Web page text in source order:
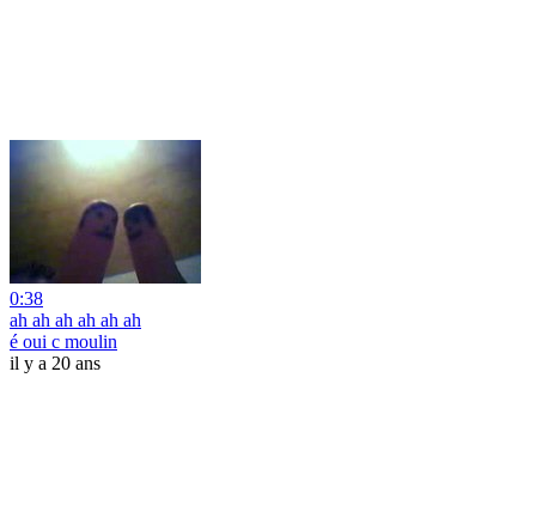
0:38
ah ah ah ah ah ah
é oui c moulin
il y a 20 ans